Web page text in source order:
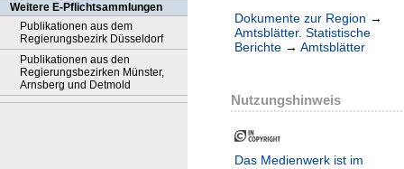
Weitere E-Pflichtsammlungen
Publikationen aus dem
Regierungsbezirk Düsseldorf
Publikationen aus den
Regierungsbezirken Münster,
Arnsberg und Detmold
Dokumente zur Region →
Amtsblätter. Statistische
Berichte → Amtsblätter
Nutzungshinweis
Das Medienwerk ist im